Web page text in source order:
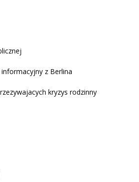
z Berlina
kryzys rodzinny